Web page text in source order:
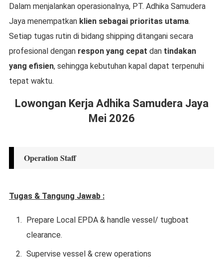
Dalam menjalankan operasionalnya, PT. Adhika Samudera
Jaya menempatkan klien sebagai prioritas utama.
Setiap tugas rutin di bidang shipping ditangani secara
profesional dengan respon yang cepat dan tindakan
yang efisien, sehingga kebutuhan kapal dapat terpenuhi
tepat waktu.
Lowongan Kerja Adhika Samudera Jaya
Mei 2026
Operation Staff
Tugas & Tangung Jawab :
Prepare Local EPDA & handle vessel/ tugboat
clearance.
Supervise vessel & crew operations